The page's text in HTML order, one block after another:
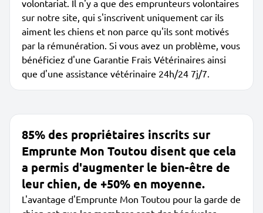
volontariat. Il n'y a que des emprunteurs volontaires
sur notre site, qui s'inscrivent uniquement car ils
aiment les chiens et non parce qu'ils sont motivés
par la rémunération. Si vous avez un problème, vous
bénéficiez d'une Garantie Frais Vétérinaires ainsi
que d'une assistance vétérinaire 24h/24 7j/7.
85% des propriétaires inscrits sur
Emprunte Mon Toutou disent que cela
a permis d'augmenter le bien-être de
leur chien, de +50% en moyenne.
L'avantage d'Emprunte Mon Toutou pour la garde de